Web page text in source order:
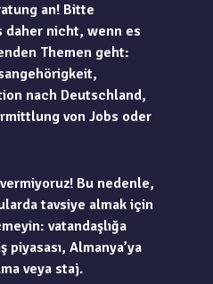
an! Bitte
daher nicht, wenn es
Themen geht:
nach Deutschland,
von Jobs oder
Bu nedenle,
tavsiye almak için
vatandaşlığa
piyasası, Almanya’ya
veya staj.